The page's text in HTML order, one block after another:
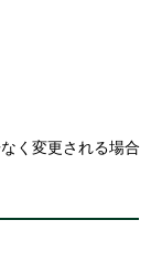
く変更される場合